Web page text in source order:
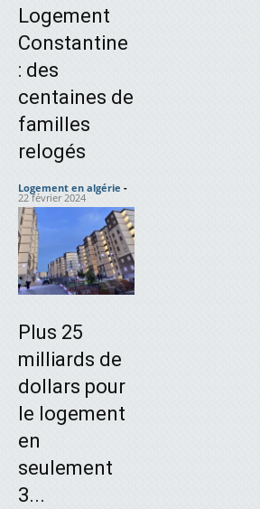
Logement
Constantine
: des
centaines de
familles
relogés
Logement en algérie -
22 février 2024
Plus 25
milliards de
dollars pour
le logement
en
seulement
3...